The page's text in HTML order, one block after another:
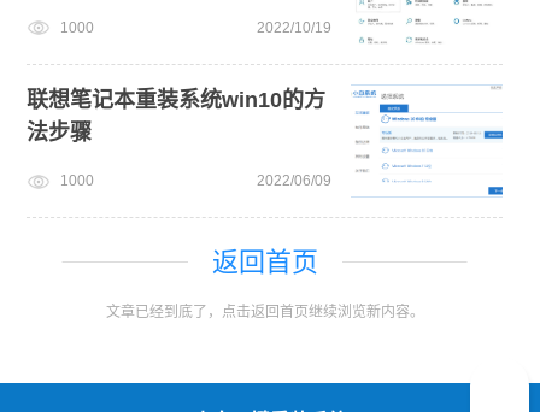
1000 2022/10/19
联想笔记本重装系统win10的方
法步骤
1000 2022/06/09
返回首页
文章已经到底了，点击返回首页继续浏览新内容。